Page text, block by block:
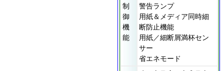
制
御
機
能
警告ランプ
用紙＆メディア同時細
断防止機能
用紙／細断屑満杯セン
サー
省エネモード